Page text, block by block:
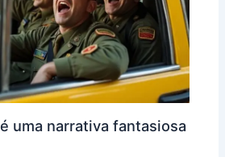
uma narrativa fantasiosa